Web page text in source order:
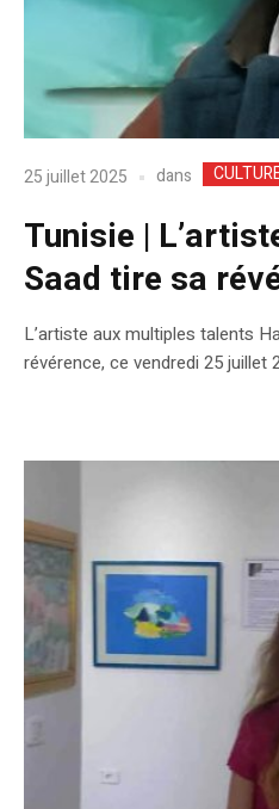
25 juillet 2025 dans
Tunisie |
Saad tire sa
L’artiste aux multiples talents
révérence, ce vendredi 25 juillet